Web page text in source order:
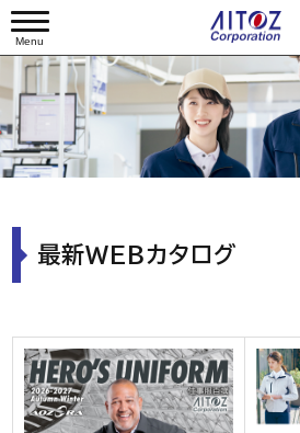
Menu
最新WEBカタログ